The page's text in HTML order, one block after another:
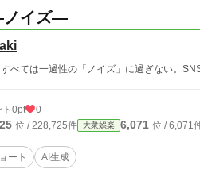
イズ—
べては一過性の「ノイズ」に過ぎない。
0pt 0
位 / 228,725件 大衆娯楽 6,071 位 / 6,071
ート AI生成